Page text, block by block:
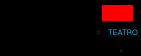
TEATRO